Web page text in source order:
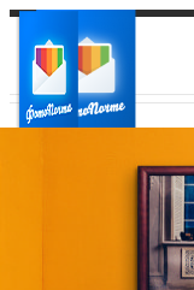
Ваш регион доставки